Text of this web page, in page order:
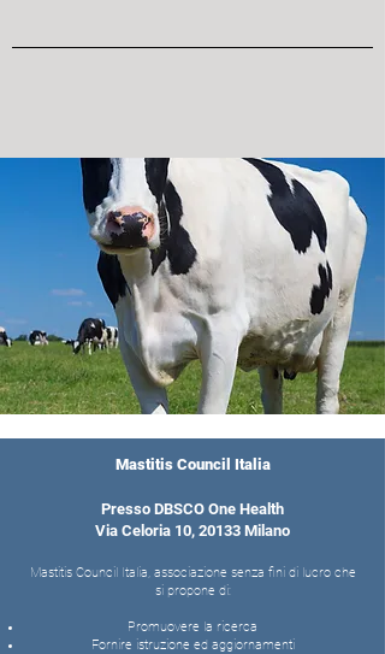
Mastitis Council Italia
Presso DBSCO One Health
Via Celoria 10, 20133 Milano
Mastitis Council Italia, associazione senza fini di lucro che
si propone di:
Promuovere la ricerca
Fornire istruzione ed aggiornamenti